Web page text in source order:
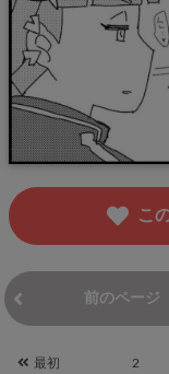
こ
前のページ
最初 2